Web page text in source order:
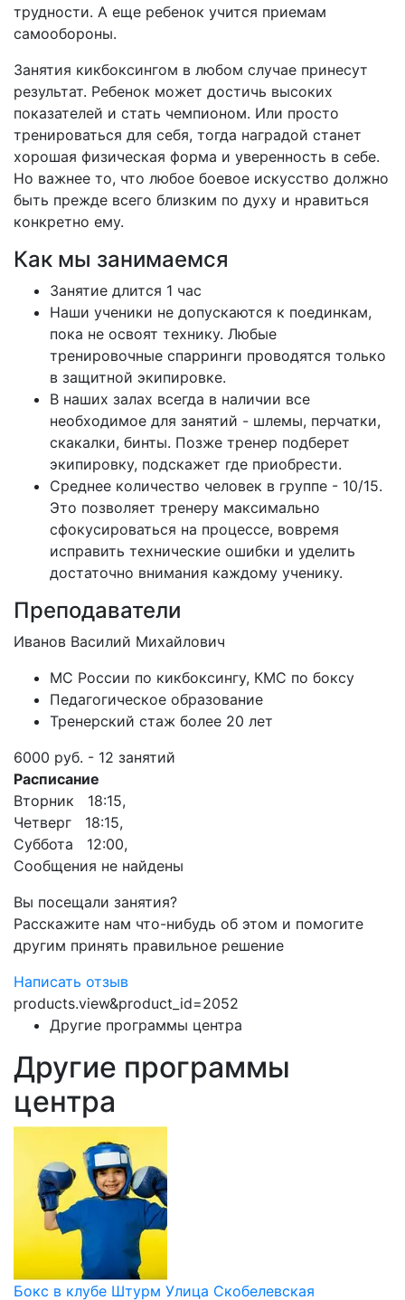
трудности. А еще ребенок учится приемам
самообороны.
Занятия кикбоксингом в любом случае принесут
результат. Ребенок может достичь высоких
показателей и стать чемпионом. Или просто
тренироваться для себя, тогда наградой станет
хорошая физическая форма и уверенность в себе.
Но важнее то, что любое боевое искусство должно
быть прежде всего близким по духу и нравиться
конкретно ему.
Как мы занимаемся
Занятие длится 1 час
Наши ученики не допускаются к поединкам,
пока не освоят технику. Любые
тренировочные спарринги проводятся только
в защитной экипировке.
В наших залах всегда в наличии все
необходимое для занятий - шлемы, перчатки,
скакалки, бинты. Позже тренер подберет
экипировку, подскажет где приобрести.
Среднее количество человек в группе - 10/15.
Это позволяет тренеру максимально
сфокусироваться на процессе, вовремя
исправить технические ошибки и уделить
достаточно внимания каждому ученику.
Преподаватели
Иванов Василий Михайлович
МС России по кикбоксингу, КМС по боксу
Педагогическое образование
Тренерский стаж более 20 лет
6000 руб. - 12 занятий
Расписание
Вторник 18:15,
Четверг 18:15,
Суббота 12:00,
Сообщения не найдены
Вы посещали занятия?
Расскажите нам что-нибудь об этом и помогите
другим принять правильное решение
Написать отзыв
products.view&product_id=2052
Другие программы центра
Другие программы
центра
Бокс в клубе Штурм Улица Скобелевская